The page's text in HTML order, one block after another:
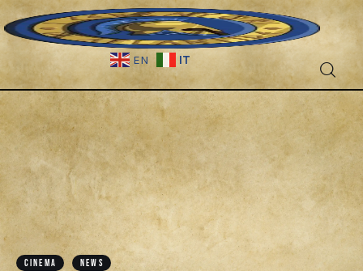
EN IT
Fantascienza
Fantasy
Games
Recensioni
CINEMA NEWS